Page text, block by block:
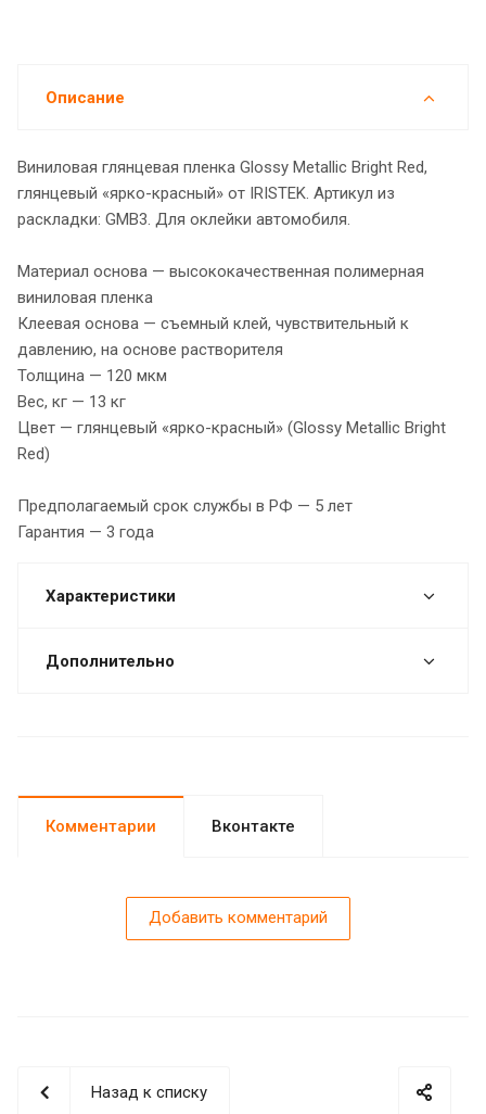
Описание
Виниловая глянцевая пленка Glossy Metallic Bright Red,
глянцевый «ярко-красный» от IRISTEK. Артикул из
раскладки: GMB3. Для оклейки автомобиля.
Материал основа — высококачественная полимерная
виниловая пленка
Клеевая основа — съемный клей, чувствительный к
давлению, на основе растворителя
Толщина — 120 мкм
Вес, кг — 13 кг
Цвет — глянцевый «ярко-красный» (Glossy Metallic Bright
Red)
Предполагаемый срок службы в РФ — 5 лет
Гарантия — 3 года
Характеристики
Дополнительно
Комментарии Вконтакте
Добавить комментарий
Назад к списку